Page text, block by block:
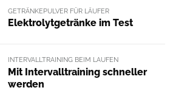
GETRÄNKEPULVER FÜR LÄUFER
Elektrolytgetränke im Test
INTERVALLTRAINING BEIM LAUFEN
Mit Intervalltraining schneller
werden